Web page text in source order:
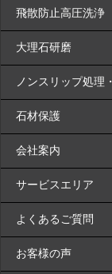
飛散防止高圧洗浄
大理石研磨
ノンスリップ処理
石材保護
会社案内
サービスエリア
よくあるご質問
お客様の声